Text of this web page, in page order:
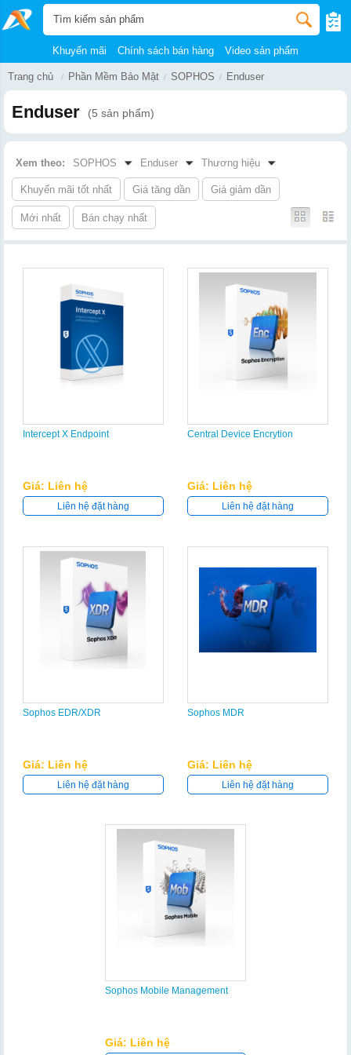
Khuyến mãi Chính sách bán hàng Video sản phẩm
Trang chủ Phần Mềm Bảo Mật SOPHOS Enduser
Enduser (5 sản phẩm)
Xem theo: SOPHOS Enduser Thương hiệu
Khuyến mãi tốt nhất Giá tăng dần Giá giảm dần
Mới nhất Bán chạy nhất
Intercept X Endpoint
Giá: Liên hệ
Liên hệ đặt hàng
Central Device Encrytion
Giá: Liên hệ
Liên hệ đặt hàng
Sophos EDR/XDR
Giá: Liên hệ
Liên hệ đặt hàng
Sophos MDR
Giá: Liên hệ
Liên hệ đặt hàng
Sophos Mobile Management
Giá: Liên hệ